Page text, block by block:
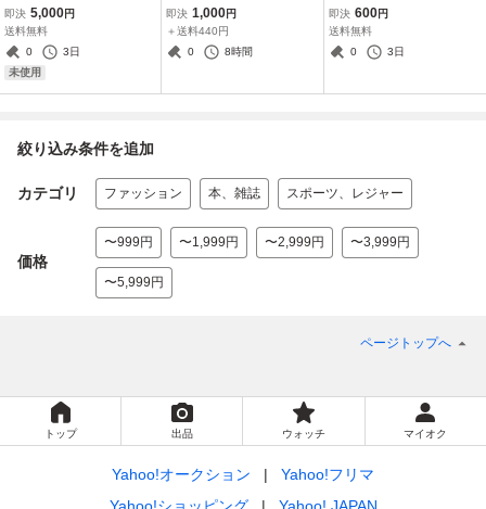
ンピース（株）チクマ フ
ォーマル イベントコン
パニオン 制服 受付
日本製 新品
即決 5,000円
送料無料
0
3日
未使用
ンニャン時空伝 びゅん
びゅんジェットドラ (チ
ョロQ) 非売品
即決 1,000円
＋送料440円
0
8時間
o キュロット スカー
ト USED 総柄 大きい
サイズ
即決 600円
送料無料
0
3日
絞り込み条件を追加
カテゴリ ファッション 本、雑誌 スポーツ、レジャー
価格
〜999円 〜1,999円 〜2,999円 〜3,999円
〜5,999円
ページトップへ
トップ 出品 ウォッチ マイオク
Yahoo!オークション
Yahoo!フリマ